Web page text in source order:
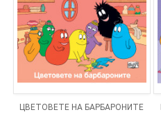
ЦВЕТОВЕТЕ НА БАРБАРОНИТЕ